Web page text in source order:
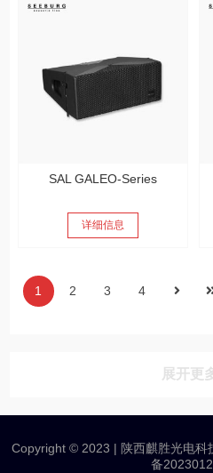
SAL GALEO-Series
详细信息
1 2 3 4
展开更
PRODUCT
Copyright © 2023 | 陕西麒胜光电科
备